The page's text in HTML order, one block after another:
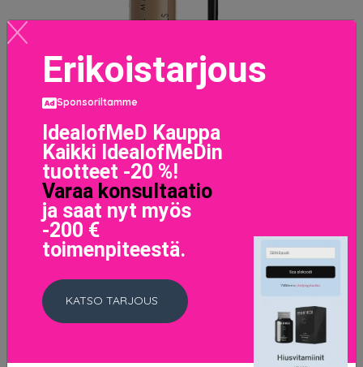
Tinted Brow Mascara, 6 ml NYX Professional Makeup
Kulmakarvat
LISÄTIETOJA
Erikoistarjous
Sponsoriltamme
IdealofMeD Kauppa
Kaikki IdealofMeDin
tuotteet -20 %!
Varaa konsultaatio
ja saat nyt myös
-200 €
toimenpiteestä.
KATSO TARJOUS